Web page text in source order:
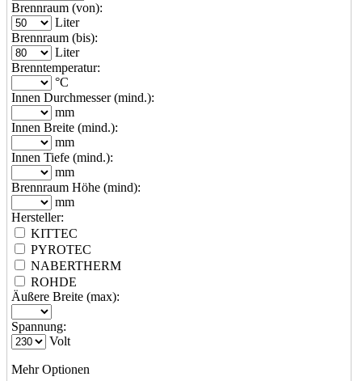
Brennraum (von):
Liter
Brennraum (bis):
Liter
Brenntemperatur:
°C
Innen Durchmesser (mind.):
mm
Innen Breite (mind.):
mm
Innen Tiefe (mind.):
mm
Brennraum Höhe (mind):
mm
Hersteller:
KITTEC
PYROTEC
NABERTHERM
ROHDE
Äußere Breite (max):
Spannung:
Volt
Mehr Optionen